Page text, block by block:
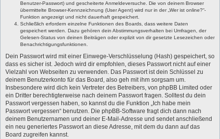
Benutzer-Passwort) und gescheiterte Anmeldeversuche. Die von deinem Browser
übermittelte Browser-Kennzeichnung (User Agent) wird nur in der „Wer ist online?“-
Funktion angezeigt und nicht dauerhaft gespeichert.
Schließlich erfordern einzelne Funktionen des Boards, dass weitere Daten
gespeichert werden. Dazu gehören dein Abstimmungsverhalten bei Umfragen, der
Gelesen-Status von deinen Beiträgen oder explizit von dir gesetzte Lesezeichen oder
Benachrichtigungsfunktionen.
Dein Passwort wird mit einer Einwege-Verschlüsselung (Hash) gespeichert, so
dass es sicher ist. Jedoch wird dir empfohlen, dieses Passwort nicht auf einer
Vielzahl von Webseiten zu verwenden. Das Passwort ist dein Schlüssel zu
deinem Benutzerkonto für das Board, also geh mit ihm sorgsam um.
Insbesondere wird dich kein Vertreter des Betreibers, von phpBB Limited oder
ein Dritter berechtigterweise nach deinem Passwort fragen. Solltest du dein
Passwort vergessen haben, so kannst du die Funktion „Ich habe mein
Passwort vergessen“ benutzen. Die phpBB-Software fragt dich dann nach
deinem Benutzernamen und deiner E-Mail-Adresse und sendet anschließend
ein neu generiertes Passwort an diese Adresse, mit dem du dann auf das
Board zugreifen kannst.